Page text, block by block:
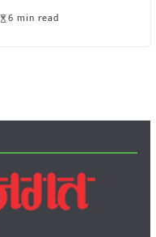
6 min read